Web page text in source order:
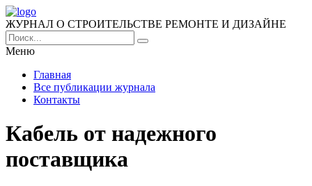
ЖУРНАЛ О СТРОИТЕЛЬСТВЕ РЕМОНТЕ И ДИЗАЙНЕ
Меню
Главная
Все публикации журнала
Контакты
Кабель от надежного
поставщика